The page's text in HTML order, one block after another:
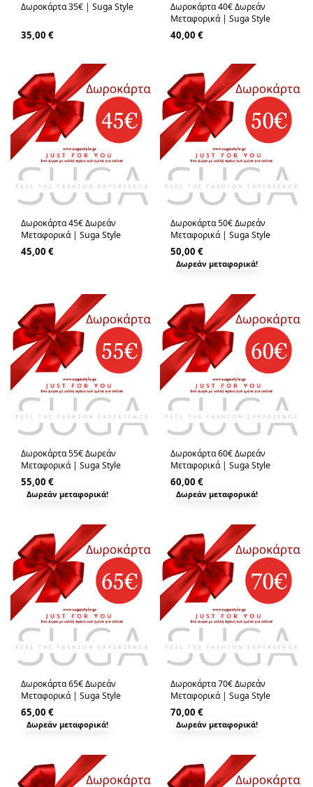
Δωροκάρτα 35€ | Suga Style
35,00 €
Δωροκάρτα 40€ Δωρεάν
Μεταφορικά | Suga Style
40,00 €
Δωροκάρτα 45€ Δωρεάν
Μεταφορικά | Suga Style
45,00 €
Δωροκάρτα 50€ Δωρεάν
Μεταφορικά | Suga Style
50,00 €
Δωρεάν μεταφορικά!
Δωροκάρτα 55€ Δωρεάν
Μεταφορικά | Suga Style
55,00 €
Δωρεάν μεταφορικά!
Δωροκάρτα 60€ Δωρεάν
Μεταφορικά | Suga Style
60,00 €
Δωρεάν μεταφορικά!
Δωροκάρτα 65€ Δωρεάν
Μεταφορικά | Suga Style
65,00 €
Δωρεάν μεταφορικά!
Δωροκάρτα 70€ Δωρεάν
Μεταφορικά | Suga Style
70,00 €
Δωρεάν μεταφορικά!